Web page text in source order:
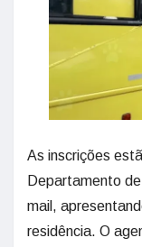
As inscrições
Departamento
mail,
residência. O